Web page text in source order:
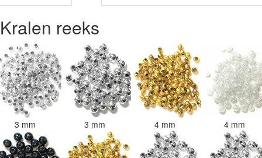
Kralen reeks
3 mm 3 mm 4 mm 4 mm